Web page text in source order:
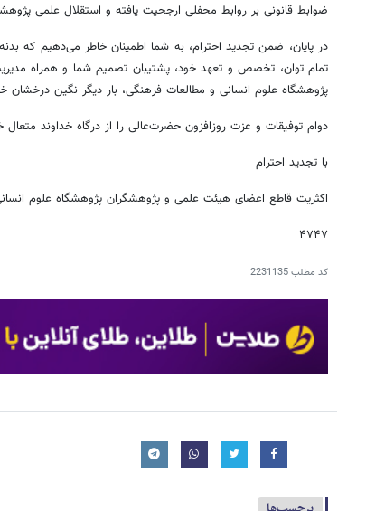
ضوابط قانونی بر روابط محفلی ارجحیت یافته و استقلال علمی
در پایان، ضمن تجدید احترام، به شما اطمینان خاطر می‌دهیم که
تمام توان، تخصص و تعهد خود، پشتیبان تصمیم شما و همراه
پژوهشگاه علوم انسانی و مطالعات فرهنگی، بار دیگر نگین درخشان
دوام توفیقات و عزت روزافزون حضرت‌عالی را از درگاه خداوند متعال
با تجدید احترام
اکثریت قاطع اعضای هیئت علمی و پژوهشگران پژوهشگاه علوم
۴۷۴۷
کد مطلب2231135